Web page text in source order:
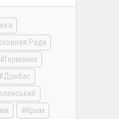
Рада
Германия
Донбас
Крым